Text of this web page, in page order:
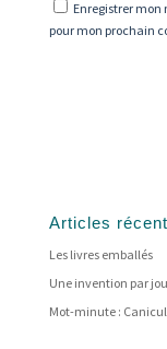
Enregistrer
pour mon prochain
Articles
Les livres emballés
Une invention par
Mot-minute :